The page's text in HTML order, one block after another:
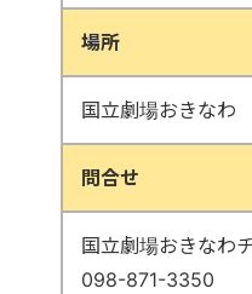
場所
国立劇場おきなわ
問合せ
国立劇場おきなわ
098-871-3350